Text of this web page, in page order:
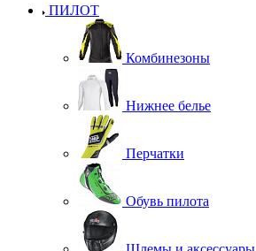
ПИЛОТ
Комбинезоны
Нижнее белье
Перчатки
Обувь пилота